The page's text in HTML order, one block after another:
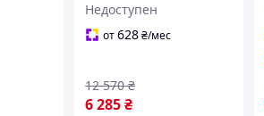
л/
с
насос DONGYIN 50 л/
мин для скважин с
Недоступен
от628₴/мес
6 285₴
12 570 ₴